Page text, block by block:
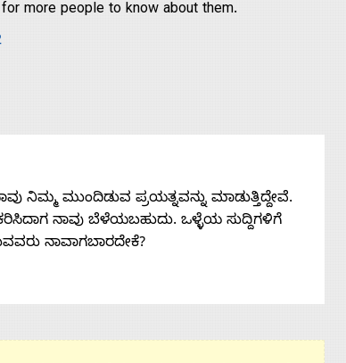
more people to know about them.
ನಿಮ್ಮ ಮುಂದಿಡುವ ಪ್ರಯತ್ನವನ್ನು ಮಾಡುತ್ತಿದ್ದೇವೆ.
ನಾವು ಬೆಳೆಯಬಹುದು. ಒಳ್ಳೆಯ ಸುದ್ದಿಗಳಿಗೆ
ನಾವಾಗಬಾರದೇಕೆ?